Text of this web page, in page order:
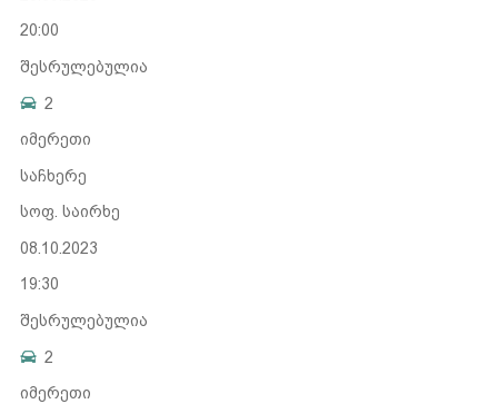
20:00
შესრულებულია
2
იმერეთი
საჩხერე
სოფ. საირხე
08.10.2023
19:30
შესრულებულია
2
იმერეთი